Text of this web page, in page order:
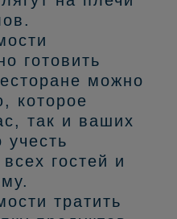
готовить
можно
которое
так и ваших
учесть
гостей и
тратить